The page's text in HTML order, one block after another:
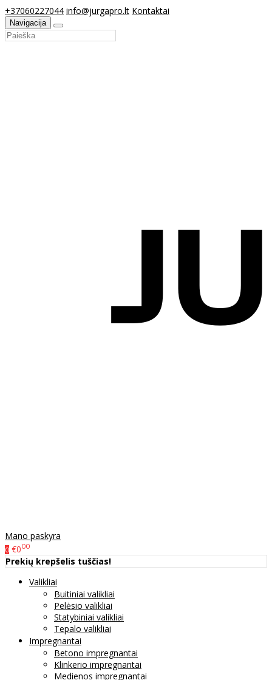
+37060227044 info@jurgapro.lt Kontaktai
Navigacija
Mano paskyra
0 €000
Prekių krepšelis tuščias!
Valikliai
Buitiniai valikliai
Pelėsio valikliai
Statybiniai valikliai
Tepalo valikliai
Impregnantai
Betono impregnantai
Klinkerio impregnantai
Medienos impregnantai